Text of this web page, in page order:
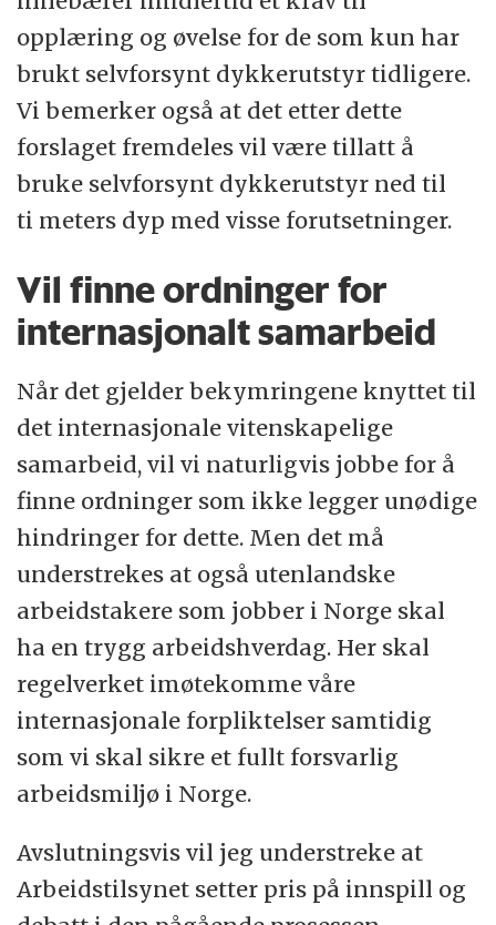
opplæring og øvelse for de som kun har
brukt selvforsynt dykkerutstyr tidligere.
Vi bemerker også at det etter dette
forslaget fremdeles vil være tillatt å
bruke selvforsynt dykkerutstyr ned til
ti meters dyp med visse forutsetninger.
Vil finne ordninger for
internasjonalt samarbeid
Når det gjelder bekymringene knyttet til
det internasjonale vitenskapelige
samarbeid, vil vi naturligvis jobbe for å
finne ordninger som ikke legger unødige
hindringer for dette. Men det må
understrekes at også utenlandske
arbeidstakere som jobber i Norge skal
ha en trygg arbeidshverdag. Her skal
regelverket imøtekomme våre
internasjonale forpliktelser samtidig
som vi skal sikre et fullt forsvarlig
arbeidsmiljø i Norge.
Avslutningsvis vil jeg understreke at
Arbeidstilsynet setter pris på innspill og